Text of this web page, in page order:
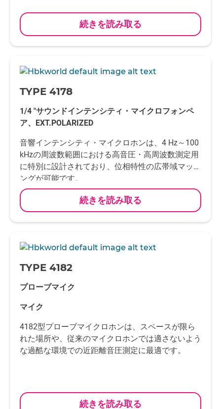
続きを読み取る
-
TYPE 4178
1/4 "サウンドインテンシティ・マイクロフォンペ
ア、EXT.POLARIZED
音響インテンシティ・マイクロホンは、4 Hz～100
kHzの周波数範囲における高音圧・高周波数測定用
に特別に設計されており、位相特性の広帯域マッチ
ングが可能です。
続きを読み取る
-
TYPE 4182
プローブマイク
マイク
4182型プローブマイクロホンは、スペースが限ら
れた場所や、従来のマイクロホンでは適さないよう
な過酷な環境での近距離音圧測定に最適です。
続きを読み取る